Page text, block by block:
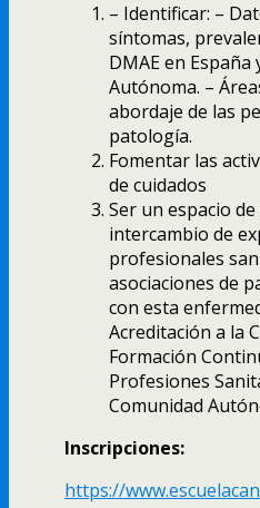
– Identificar: –
síntomas,
DMAE en
Autónoma. –
abordaje de las
patología.
Fomentar las
de cuidados
Ser un espacio
intercambio de
profesionales
asociaciones de
con esta
Acreditación a la
Formación
Profesiones
Comunidad
Inscripciones:
https://